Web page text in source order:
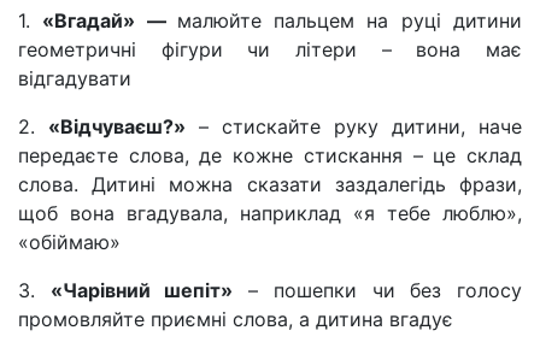
1. «Вгадай» — малюйте пальцем на руці дитини
геометричні фігури чи літери – вона має
відгадувати
2. «Відчуваєш?» – стискайте руку дитини, наче
передаєте слова, де кожне стискання – це склад
слова. Дитині можна сказати заздалегідь фрази,
щоб вона вгадувала, наприклад «я тебе люблю»,
«обіймаю»
3. «Чарівний шепіт» – пошепки чи без голосу
промовляйте приємні слова, а дитина вгадує